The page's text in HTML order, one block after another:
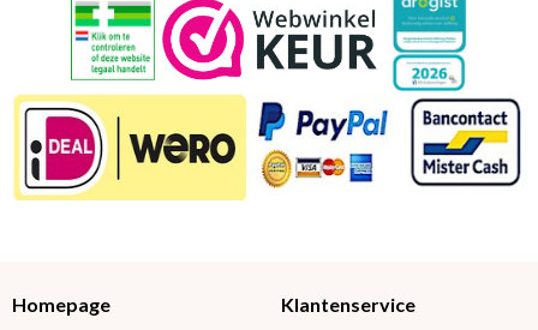
Homepage Klantenservice